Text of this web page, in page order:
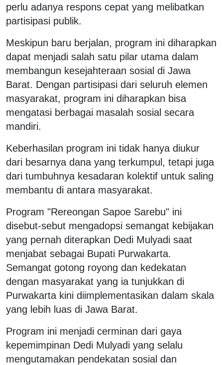
perlu adanya respons cepat yang melibatkan
partisipasi publik.
Meskipun baru berjalan, program ini diharapkan
dapat menjadi salah satu pilar utama dalam
membangun kesejahteraan sosial di Jawa
Barat. Dengan partisipasi dari seluruh elemen
masyarakat, program ini diharapkan bisa
mengatasi berbagai masalah sosial secara
mandiri.
Keberhasilan program ini tidak hanya diukur
dari besarnya dana yang terkumpul, tetapi juga
dari tumbuhnya kesadaran kolektif untuk saling
membantu di antara masyarakat.
Program "Rereongan Sapoe Sarebu" ini
disebut-sebut mengadopsi semangat kebijakan
yang pernah diterapkan Dedi Mulyadi saat
menjabat sebagai Bupati Purwakarta.
Semangat gotong royong dan kedekatan
dengan masyarakat yang ia tunjukkan di
Purwakarta kini diimplementasikan dalam skala
yang lebih luas di Jawa Barat.
Program ini menjadi cerminan dari gaya
kepemimpinan Dedi Mulyadi yang selalu
mengutamakan pendekatan sosial dan